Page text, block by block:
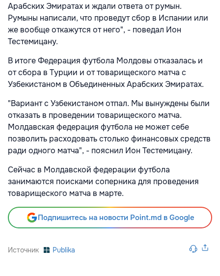
Арабских Эмиратах и ждали ответа от румын.
Румыны написали, что проведут сбор в Испании или
же вообще откажутся от него", - поведал Ион
Тестемицану.
В итоге Федерация футбола Молдовы отказалась и
от сбора в Турции и от товарищеского матча с
Узбекистаном в Объединенных Арабских Эмиратах.
"Вариант с Узбекистаном отпал. Мы вынуждены были
отказать в проведении товарищеского матча.
Молдавская федерация футбола не может себе
позволить расходовать столько финансовых средств
ради одного матча", - пояснил Ион Тестемицану.
Сейчас в Молдавской федерации футбола
занимаются поисками соперника для проведения
товарищеского матча в марте.
Подпишитесь на новости Point.md в Google
Источник Publika